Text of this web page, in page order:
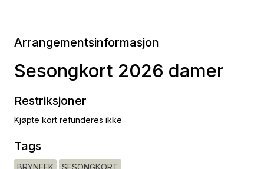
Arrangementsinformasjon
Sesongkort 2026 damer
Restriksjoner
Kjøpte kort refunderes ikke
Tags
BRYNEFK SESONGKORT